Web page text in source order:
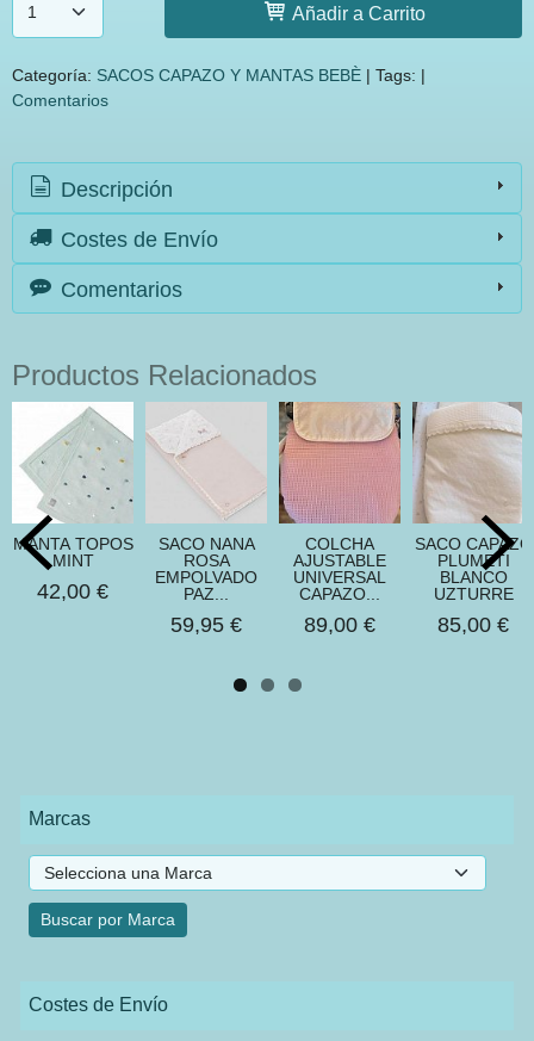
Marcas
Costes de Envío
Añadir a Carrito
Categoría: SACOS CAPAZO Y MANTAS BEBÈ | Tags: |
Comentarios
Descripción
Costes de Envío
Comentarios
Productos Relacionados
MANTA TOPOS
MINT
42,00 €
SACO NANA
ROSA
EMPOLVADO
PAZ...
59,95 €
COLCHA
AJUSTABLE
UNIVERSAL
CAPAZO...
89,00 €
SACO CAPAZO
PLUMETI
BLANCO
UZTURRE
85,00 €